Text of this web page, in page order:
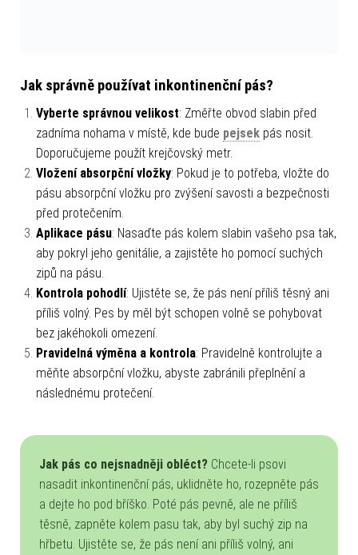
Jak správně používat inkontinenční pás?
Vyberte správnou velikost: Změřte obvod slabin před
zadníma nohama v místě, kde bude pejsek pás nosit.
Doporučujeme použít krejčovský metr.
Vložení absorpční vložky: Pokud je to potřeba, vložte do
pásu absorpční vložku pro zvýšení savosti a bezpečnosti
před protečením.
Aplikace pásu: Nasaďte pás kolem slabin vašeho psa tak,
aby pokryl jeho genitálie, a zajistěte ho pomocí suchých
zipů na pásu.
Kontrola pohodlí: Ujistěte se, že pás není příliš těsný ani
příliš volný. Pes by měl být schopen volně se pohybovat
bez jakéhokoli omezení.
Pravidelná výměna a kontrola: Pravidelně kontrolujte a
měňte absorpční vložku, abyste zabránili přeplnění a
následnému protečení.
Jak pás co nejsnadněji obléct? Chcete-li psovi
nasadit inkontinenční pás, uklidněte ho, rozepněte pás
a dejte ho pod bříško. Poté pás pevně, ale ne příliš
těsně, zapněte kolem pasu tak, aby byl suchý zip na
hřbetu. Ujistěte se, že pás není ani příliš volný, ani